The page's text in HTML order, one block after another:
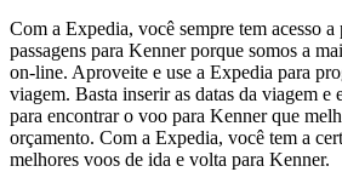
Com a Expedia, você sempre tem acesso a
passagens para Kenner porque somos a
on-line. Aproveite e use a Expedia para
viagem. Basta inserir as datas da viagem e
para encontrar o voo para Kenner que
orçamento. Com a Expedia, você tem a
melhores voos de ida e volta para Kenner.